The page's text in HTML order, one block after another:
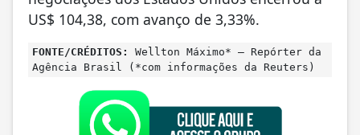
US$ 104,38, com avanço de 3,33%.
FONTE/CRÉDITOS:
Wellton Máximo* – Repórter da
Agência Brasil (*com informações da Reuters)